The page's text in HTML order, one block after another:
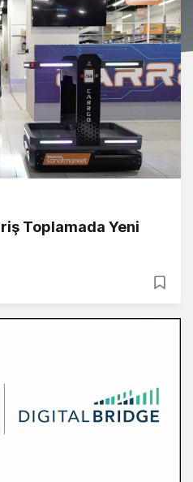
Toplamada Yeni